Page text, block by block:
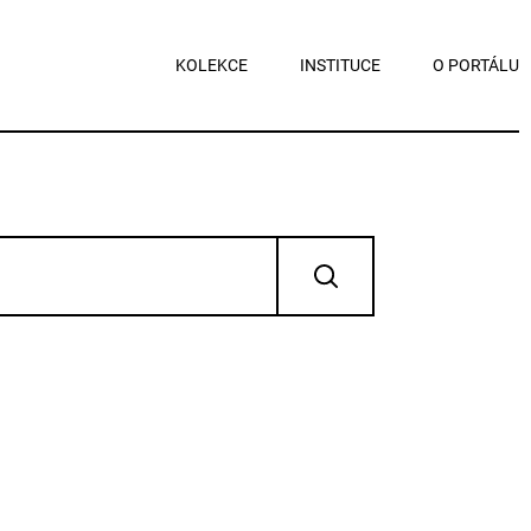
KOLEKCE INSTITUCE O PORTÁLU